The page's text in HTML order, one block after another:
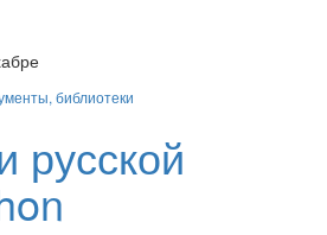
библиотеки
русской